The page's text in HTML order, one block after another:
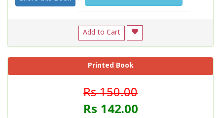
Add to Cart
Printed Book
Rs 150.00
Rs 142.00